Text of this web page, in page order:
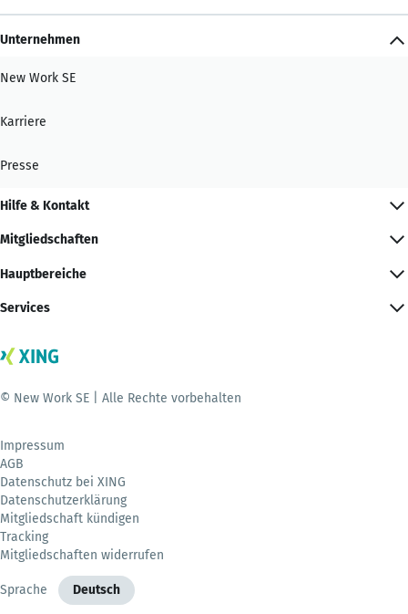
Unternehmen
New Work SE
Karriere
Presse
Hilfe & Kontakt
Mitgliedschaften
Hauptbereiche
Services
© New Work SE | Alle Rechte vorbehalten
Impressum
AGB
Datenschutz bei XING
Datenschutzerklärung
Mitgliedschaft kündigen
Tracking
Mitgliedschaften widerrufen
Sprache Deutsch